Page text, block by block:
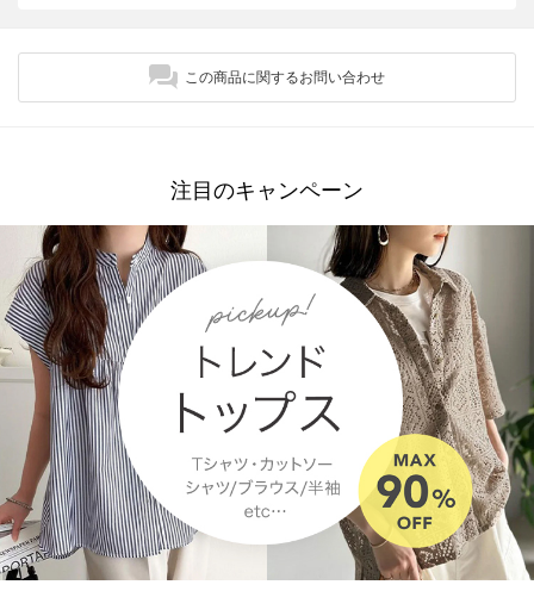
この商品に関するお問い合わせ
注目のキャンペーン